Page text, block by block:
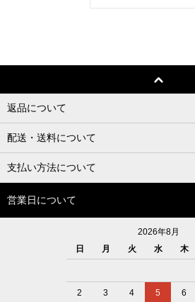
返品について
配送・送料について
支払い方法について
営業日について
2026年8月
日
月 火 水 木
2 3 4 5 6